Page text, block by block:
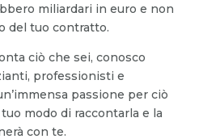
miliardari in euro e non
del tuo contratto.
ciò che sei, conosco
professionisti e
passione per ciò
modo di raccontarla e la
con te.